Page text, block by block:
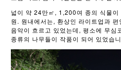
넓이 약 24만㎡, 1,200여 종의 식물이
원. 원내에서는, 환상인 라이트업과 편
음악이 흐르고 있었는데, 평소에 무심
종류의 나무들이 작품이 되어 있었습